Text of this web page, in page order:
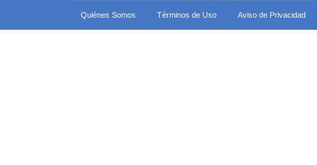
Quiénes Somos Términos de Uso Aviso de Privacidad